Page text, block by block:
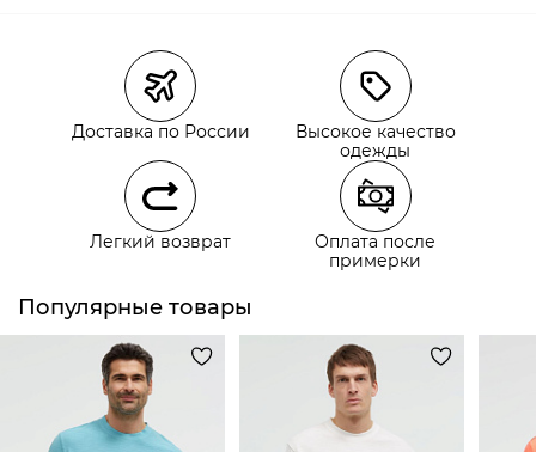
Курьерская доставка СДЭК
Самовывоз из пункта выдачи СДЭК
Самовывоз из наших магазинов
Курьерская доставка СДЭК
Самовывоз из пункта выдачи СДЭК
Доставка по России
Высокое качество
одежды
Легкий возврат
Оплата после
примерки
Популярные товары